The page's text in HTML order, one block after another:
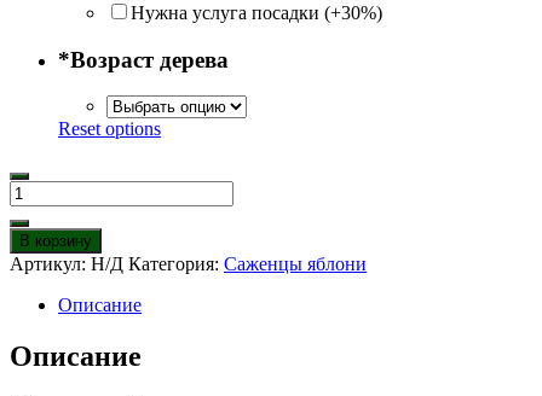
Нужна услуга посадки (+30%)
*Возраст дерева
Reset options
Количество
товара
Яблоня
Строевское
В корзину
Артикул: Н/Д Категория: Саженцы яблони
Описание
Описание